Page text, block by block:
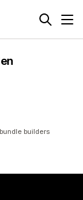
builders